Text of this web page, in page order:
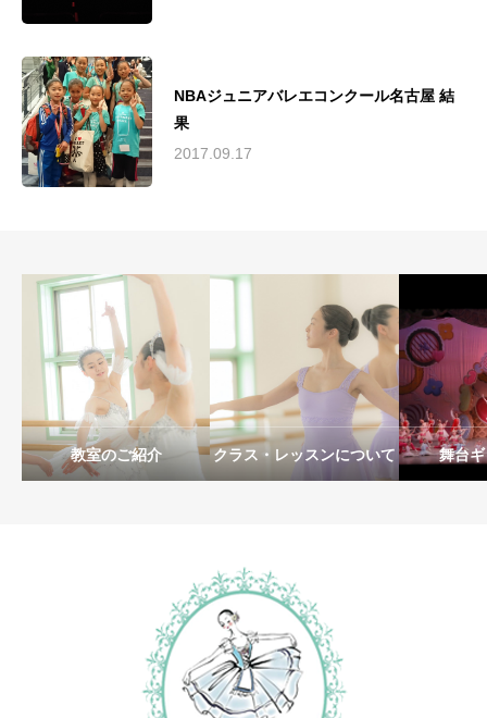
NBAジュニアバレエコンクール名古屋 結
果
2017.09.17
教室のご紹介 クラス・レッスンについて 舞台